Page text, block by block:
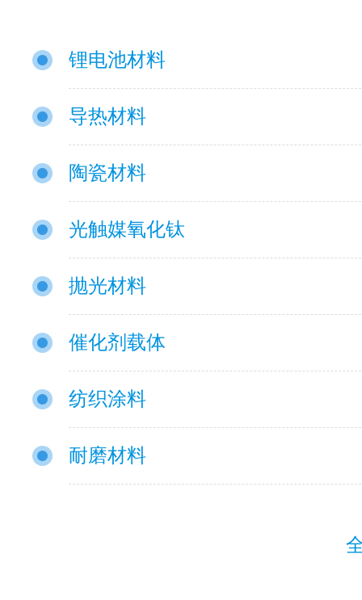
锂电池材料
导热材料
陶瓷材料
光触媒氧化钛
抛光材料
催化剂载体
纺织涂料
耐磨材料